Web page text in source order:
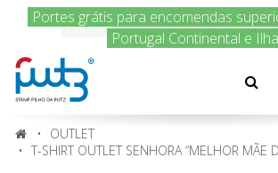
Encomenda hoje e nós
OUTLET
T-SHIRT OUTLET SENHORA “MELHOR MÃE